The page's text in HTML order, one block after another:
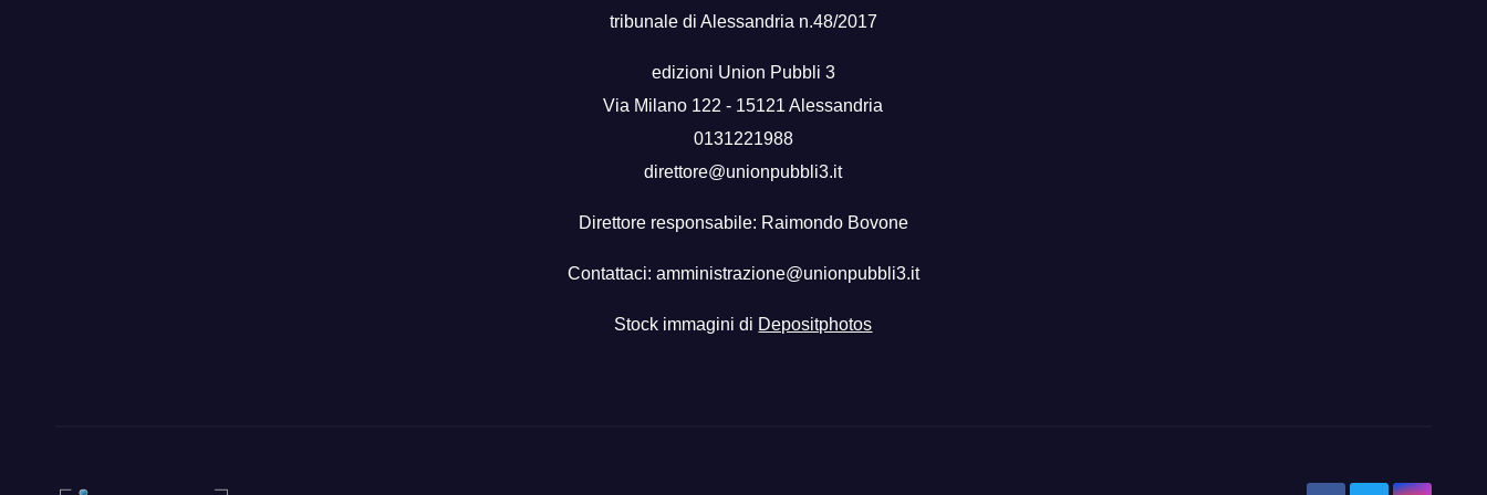
tribunale di Alessandria n.48/2017
edizioni Union Pubbli 3
Via Milano 122 - 15121 Alessandria
0131221988
direttore@unionpubbli3.it
Direttore responsabile: Raimondo Bovone
Contattaci: amministrazione@unionpubbli3.it
Stock immagini di Depositphotos